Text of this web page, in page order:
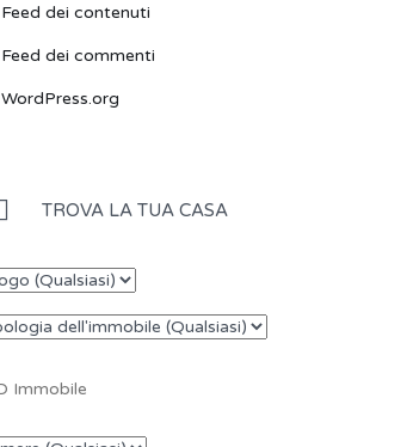
Feed dei contenuti
Feed dei commenti
WordPress.org
TROVA LA TUA CASA